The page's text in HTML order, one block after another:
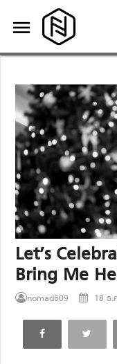
menu
menu
Let’s
Bring Me
nomad609 18 ธ.